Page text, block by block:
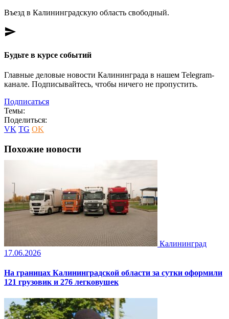
Въезд в Калининградскую область свободный.
send
Будьте в курсе событий
Главные деловые новости Калининграда в нашем Telegram-
канале. Подписывайтесь, чтобы ничего не пропустить.
Подписаться
Темы:
Поделиться:
VK TG OK
Похожие новости
Калининград
17.06.2026
На границах Калининградской области за сутки оформили
121 грузовик и 276 легковушек